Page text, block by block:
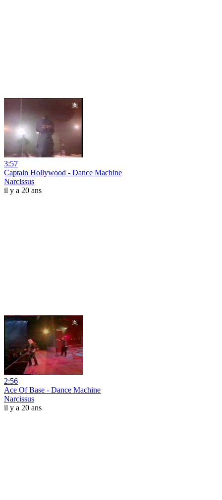
3:57
Captain Hollywood - Dance Machine
Narcissus
il y a 20 ans
2:56
Ace Of Base - Dance Machine
Narcissus
il y a 20 ans